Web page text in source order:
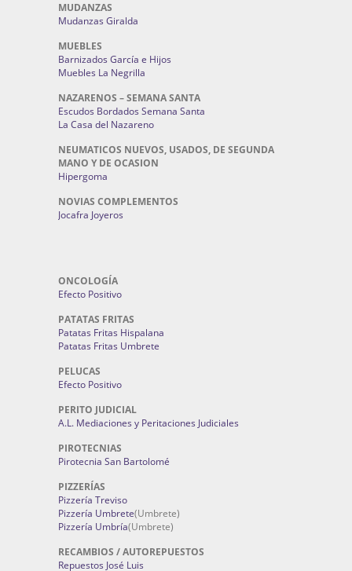
MUDANZAS
Mudanzas Giralda
MUEBLES
Barnizados García e Hijos
Muebles La Negrilla
NAZARENOS – SEMANA SANTA
Escudos Bordados Semana Santa
La Casa del Nazareno
NEUMATICOS NUEVOS, USADOS, DE SEGUNDA
MANO Y DE OCASION
Hipergoma
NOVIAS COMPLEMENTOS
Jocafra Joyeros
ONCOLOGÍA
Efecto Positivo
PATATAS FRITAS
Patatas Fritas Hispalana
Patatas Fritas Umbrete
PELUCAS
Efecto Positivo
PERITO JUDICIAL
A.L. Mediaciones y Peritaciones Judiciales
PIROTECNIAS
Pirotecnia San Bartolomé
PIZZERÍAS
Pizzería Treviso
Pizzería Umbrete(Umbrete)
Pizzería Umbría(Umbrete)
RECAMBIOS / AUTOREPUESTOS
Repuestos José Luis